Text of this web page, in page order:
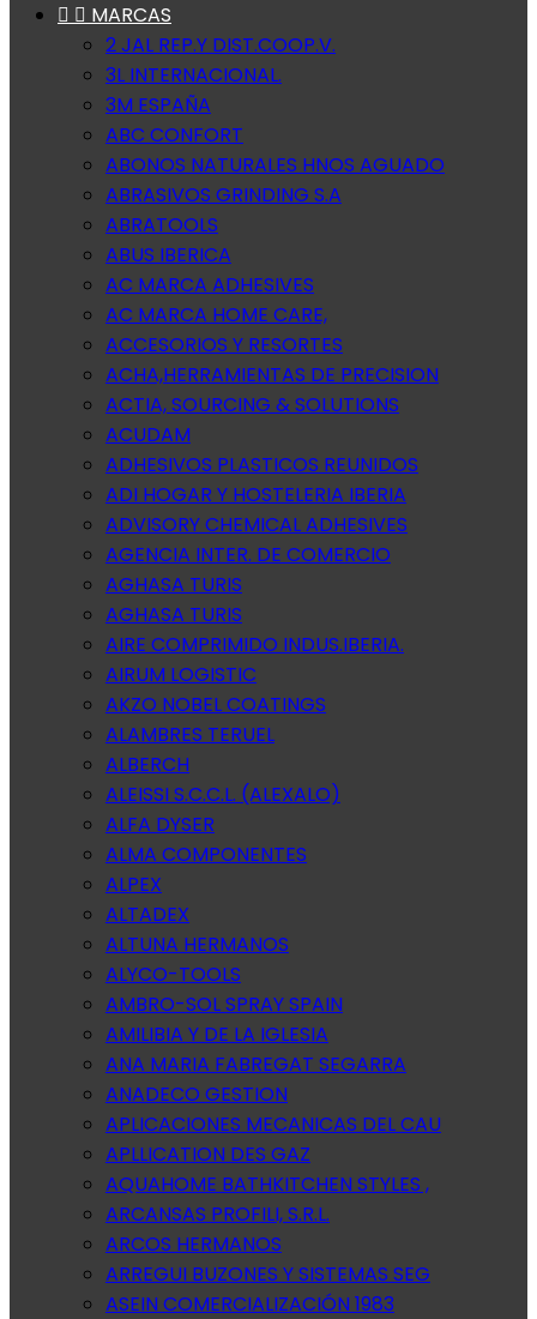
  MARCAS
2 JAL REP.Y DIST.COOP.V.
3L INTERNACIONAL.
3M ESPAÑA
ABC CONFORT
ABONOS NATURALES HNOS AGUADO
ABRASIVOS GRINDING S.A
ABRATOOLS
ABUS IBERICA
AC MARCA ADHESIVES
AC MARCA HOME CARE,
ACCESORIOS Y RESORTES
ACHA,HERRAMIENTAS DE PRECISION
ACTIA, SOURCING & SOLUTIONS
ACUDAM
ADHESIVOS PLASTICOS REUNIDOS
ADI HOGAR Y HOSTELERIA IBERIA
ADVISORY CHEMICAL ADHESIVES
AGENCIA INTER. DE COMERCIO
AGHASA TURIS
AGHASA TURIS
AIRE COMPRIMIDO INDUS.IBERIA.
AIRUM LOGISTIC
AKZO NOBEL COATINGS
ALAMBRES TERUEL
ALBERCH
ALEISSI S.C.C.L. (ALEXALO)
ALFA DYSER
ALMA COMPONENTES
ALPEX
ALTADEX
ALTUNA HERMANOS
ALYCO-TOOLS
AMBRO-SOL SPRAY SPAIN
AMILIBIA Y DE LA IGLESIA
ANA MARIA FABREGAT SEGARRA
ANADECO GESTION
APLICACIONES MECANICAS DEL CAU
APLLICATION DES GAZ
AQUAHOME BATHKITCHEN STYLES ,
ARCANSAS PROFILI, S.R.L.
ARCOS HERMANOS
ARREGUI BUZONES Y SISTEMAS SEG
ASEIN COMERCIALIZACIÓN 1983